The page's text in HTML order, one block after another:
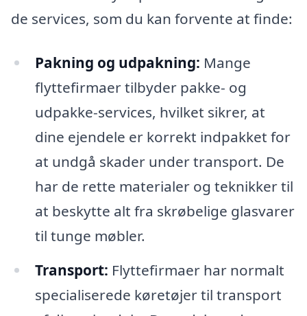
de services, som du kan forvente at finde:
Pakning og udpakning: Mange
flyttefirmaer tilbyder pakke- og
udpakke-services, hvilket sikrer, at
dine ejendele er korrekt indpakket for
at undgå skader under transport. De
har de rette materialer og teknikker til
at beskytte alt fra skrøbelige glasvarer
til tunge møbler.
Transport: Flyttefirmaer har normalt
specialiserede køretøjer til transport